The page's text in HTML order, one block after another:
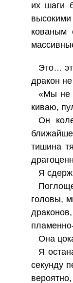
их шаги
кованым
Это…
дракон
«Мы не
киваю,
Он
тишина
Я
головы,
Она
Я
секунду